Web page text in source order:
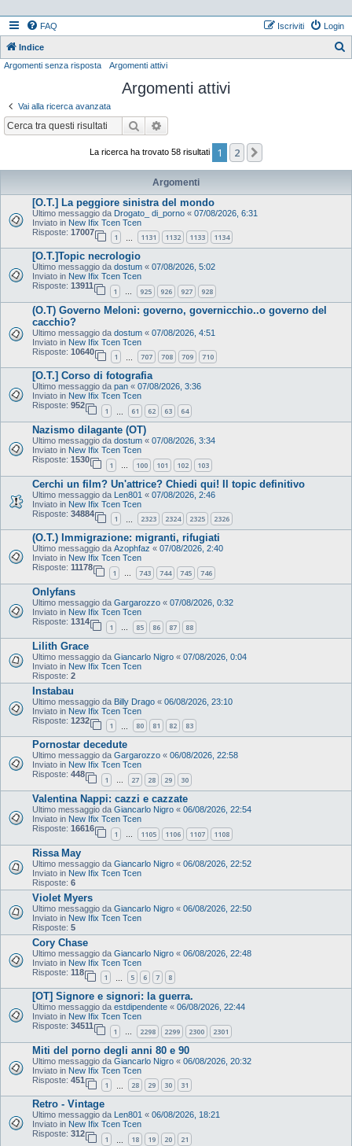
FAQ Login
Iscriviti
Indice
Argomenti senza risposta Argomenti attivi
Argomenti attivi
Vai alla ricerca avanzata
Cerca
La ricerca ha trovato 58 risultati 1 2
Argomenti
[O.T.] La peggiore sinistra del mondo
Ultimo messaggio da Drogato_ di_porno « 07/08/2026, 6:31
Inviato in New Ifix Tcen Tcen
Risposte: 17007
1 1131 1132 1133 1134
[O.T.]Topic necrologio
Ultimo messaggio da dostum « 07/08/2026, 5:02
Inviato in New Ifix Tcen Tcen
Risposte: 13911
1 … 925 926 927 928
(O.T) Governo Meloni: governo, governicchio..o governo del
cacchio?
Ultimo messaggio da dostum « 07/08/2026, 4:51
Inviato in New Ifix Tcen Tcen
Risposte: 10640
1 707 708 709 710
[O.T.] Corso di fotografia
Ultimo messaggio da pan « 07/08/2026, 3:36
Inviato in New Ifix Tcen Tcen
Risposte: 952
1 61 62 63 64
Nazismo dilagante (OT)
Ultimo messaggio da dostum « 07/08/2026, 3:34
Inviato in New Ifix Tcen Tcen
Risposte: 1530
1 … 100 101 102 103
Cerchi un film? Un'attrice? Chiedi qui! Il topic definitivo
Ultimo messaggio da Len801 « 07/08/2026, 2:46
Inviato in New Ifix Tcen Tcen
Risposte: 34884
1 2323 2324 2325 2326
(O.T.) Immigrazione: migranti, rifugiati
Ultimo messaggio da Azophfaz « 07/08/2026, 2:40
Inviato in New Ifix Tcen Tcen
Risposte: 11178
1 … 743 744 745 746
Onlyfans
Ultimo messaggio da Gargarozzo « 07/08/2026, 0:32
Inviato in New Ifix Tcen Tcen
Risposte: 1314
1 … 85 86 87 88
Lilith Grace
Ultimo messaggio da Giancarlo Nigro « 07/08/2026, 0:04
Inviato in New Ifix Tcen Tcen
Risposte: 2
Instabau
Ultimo messaggio da Billy Drago « 06/08/2026, 23:10
Inviato in New Ifix Tcen Tcen
Risposte: 1232
1 80 81 82 83
Pornostar decedute
Ultimo messaggio da Gargarozzo « 06/08/2026, 22:58
Inviato in New Ifix Tcen Tcen
Risposte: 448
1 … 27 28 29 30
Valentina Nappi: cazzi e cazzate
Ultimo messaggio da Giancarlo Nigro « 06/08/2026, 22:54
Inviato in New Ifix Tcen Tcen
Risposte: 16616
1 … 1105 1106 1107 1108
Rissa May
Ultimo messaggio da Giancarlo Nigro « 06/08/2026, 22:52
Inviato in New Ifix Tcen Tcen
Risposte: 6
Violet Myers
Ultimo messaggio da Giancarlo Nigro « 06/08/2026, 22:50
Inviato in New Ifix Tcen Tcen
Risposte: 5
Cory Chase
Ultimo messaggio da Giancarlo Nigro « 06/08/2026, 22:48
Inviato in New Ifix Tcen Tcen
Risposte: 118
1 5 6 7 8
[OT] Signore e signori: la guerra.
Ultimo messaggio da estdipendente « 06/08/2026, 22:44
Inviato in New Ifix Tcen Tcen
Risposte: 34511
1 … 2298 2299 2300 2301
Miti del porno degli anni 80 e 90
Ultimo messaggio da Giancarlo Nigro « 06/08/2026, 20:32
Inviato in New Ifix Tcen Tcen
Risposte: 451
1 28 29 30 31
Retro - Vintage
Ultimo messaggio da Len801 « 06/08/2026, 18:21
Inviato in New Ifix Tcen Tcen
Risposte: 312
1 18 19 20 21